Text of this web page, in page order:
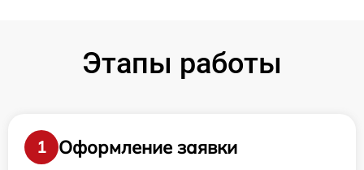
Этапы работы
1
Оформление заявки